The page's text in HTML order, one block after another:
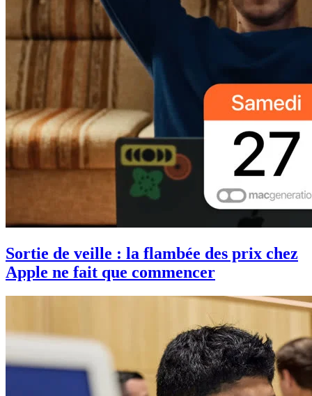
Sortie de veille : la flambée des prix chez
Apple ne fait que commencer